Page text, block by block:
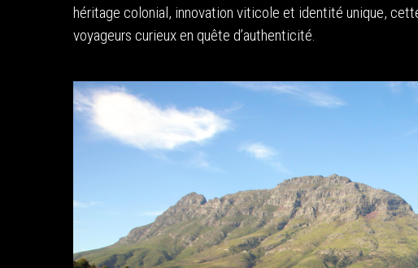
héritage colonial, innovation viticole et identité unique,
voyageurs curieux en quête d’authenticité.